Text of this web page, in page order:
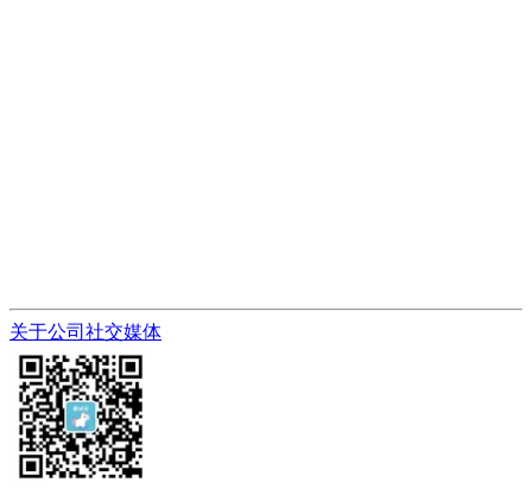
关于公司 社交媒体